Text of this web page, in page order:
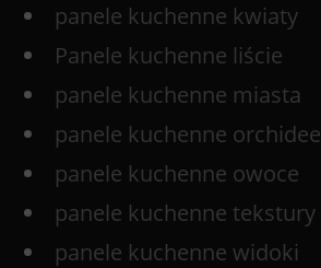
panele kuchenne kwiaty
Panele kuchenne liście
panele kuchenne miasta
panele kuchenne orchidee
panele kuchenne owoce
panele kuchenne tekstury
panele kuchenne widoki